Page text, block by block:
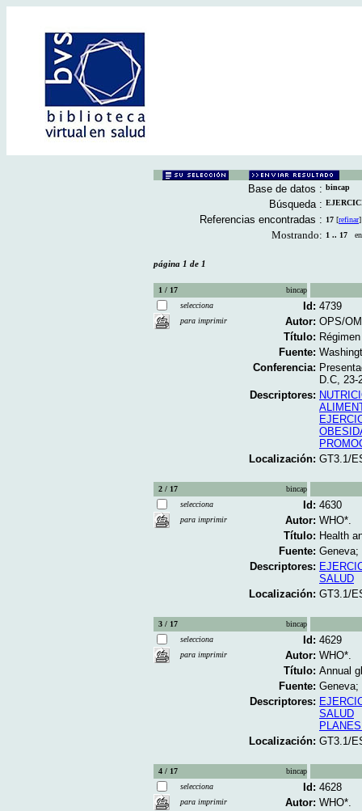
Base de datos : bincap
Búsqueda :
Referencias encontradas : 17 [refinar]
Mostrando: 1 .. 17 en
página 1 de 1
1 / 17
bincap
selecciona
para imprimir
Id: 4739
Autor: OPS/
Título:
Fuente:
Conferencia:
D.C, 23-
Descriptores:
Localización: GT3.1/
2 / 17
bincap
selecciona
para imprimir
Id: 4630
Autor: WHO*.
Título: Health
Fuente: Geneva;
Descriptores:
SALUD
Localización: GT3.1/
3 / 17
bincap
selecciona
para imprimir
Id: 4629
Autor: WHO*.
Título: Annual
Fuente: Geneva;
Descriptores:
SALUD
Localización: GT3.1/
4 / 17
bincap
selecciona
para imprimir
Id: 4628
Autor: WHO*.